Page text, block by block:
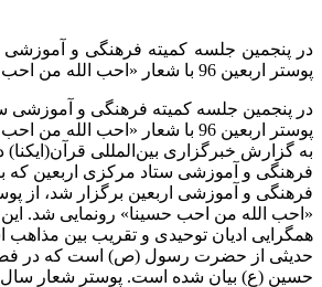
در پنجمین جلسه کمیته فرهنگی و آموزشی
پوستر اربعین 96 با شعار «احب الله من احب حسینا» رونمایی شد.
در پنجمین جلسه کمیته فرهنگی و آموزشی
پوستر اربعین 96 با شعار «احب
به گزارش خبرگزاری بین‌المللی
فرهنگی و آموزشی ستاد مرکزی اربعین که
«احب الله من احب حسینا» رونمایی شد. این
همگرایی ادیان توحیدی و تقریب بین مذاهب
حدیثی از حضرت رسول (ص) است که در